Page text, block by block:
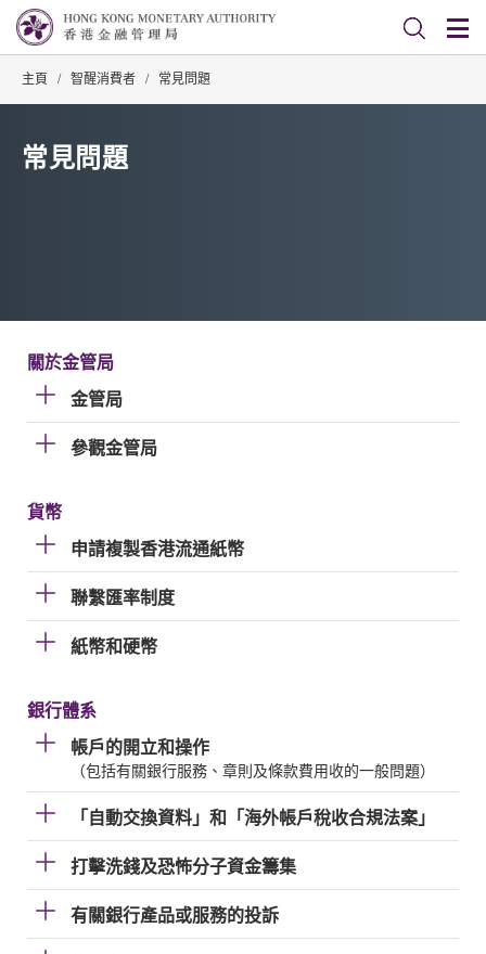
主頁 / 智醒消費者 / 常見問題
常見問題
關於金管局
金管局
參觀金管局
貨幣
申請複製香港流通紙幣
聯繫匯率制度
紙幣和硬幣
銀行體系
帳戶的開立和操作
（包括有關銀行服務、章則及條款費用收的一般問題）
「自動交換資料」和「海外帳戶稅收合規法案」
打擊洗錢及恐怖分子資金籌集
有關銀行產品或服務的投訴